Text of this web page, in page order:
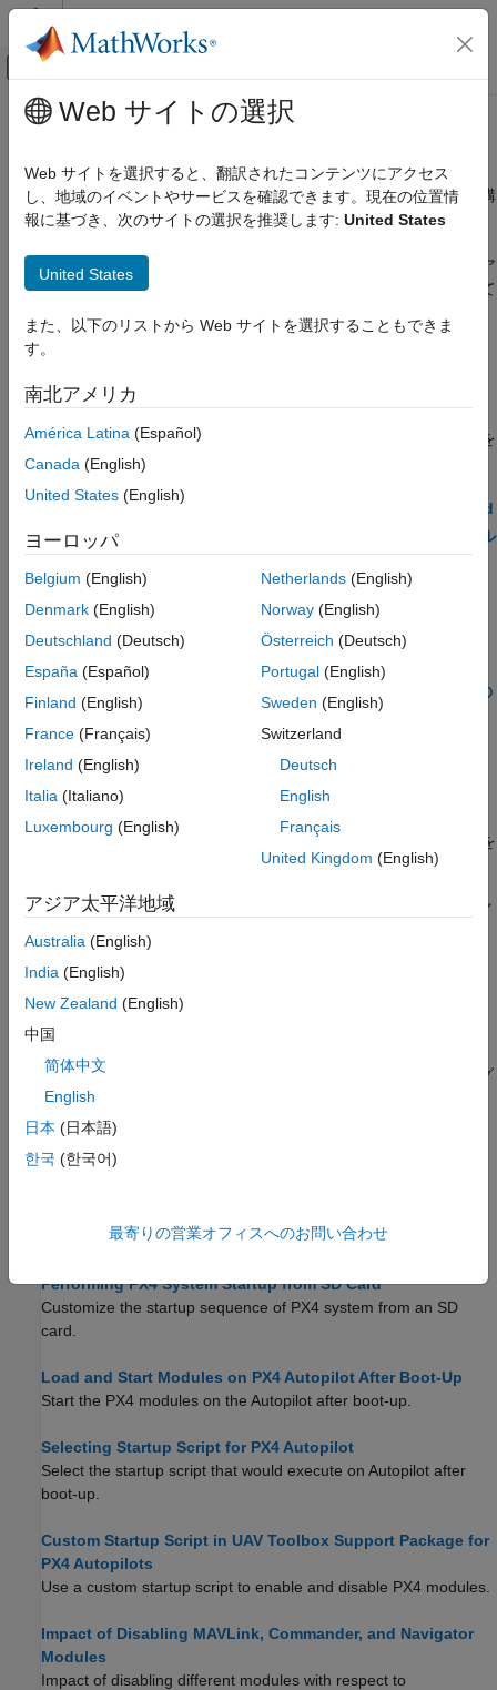
コンテンツへスキップ
オフキャンバス ナビゲーション メ
ドキュメンテーションのホーム
航空宇宙、防衛
UAV Toolbox
UAV Toolbox Support Package for PX4
Autopilots
カテゴリ
UAV Toolbox Support Package for PX4
設定とコンフィギュレーション
アルゴリズムの開発と PX4 Autopilot での展
モーターおよびサーボへのアクチュエータ
の値の書き込み
ーションの実行
監視と調整シミュレーションの実行
SD カードへの飛行データの記録
プロセッサインザループ (PIL) シミュレーシ
ョンによる検証
PX4 ホスト ターゲット (PX4 ソフトウェア
ンピューターへの PX4 の展開
PX4 を使用したハードウェアインザループ
メインコンテンツ
設定とコンフィギュレーション
ハードウェア サポートをインストールし、ハードウェア接続を構
成する
上に示されます。これらのトピックには、ハードウェア セットア
ップ プロセスを正常に完了するのに役立つ追加情報が記載されて
Windows インストール
Windows での UAV Toolbox Support Package for PX4
サポート パッケージをインストールしてハードウェア設定画面を
起動する。
Install Python 3.8.2 on Windows for Firmware Upload
Windows Subsystem for Linux (WSL2) のインストール
Install Ubuntu Distribution for Windows Subsystem
for Linux (WSL)
Windows Subsystem for Linux (WSL2) への PX4 ソー
ス コードのダウンロード
Windows Subsystem for Linux での PX4 Toolchain の
設定
Linux インストール
Linux での UAV Toolbox Support Package for PX4
Autopilots のインストール
サポート パッケージをインストールしてハードウェア設定画面を
Ubuntu 20.04 および 22.04 への PX4 ソース コードのダ
ウンロード
トピック
Windows Subsystem for Linux のバージョンを WSL2 にアップグ
レードする。
WSL 2 で PX4 のパスを見つけて検証する。
Enable or disable the default PX4®controllers in Simulink
Performing PX4 System Startup from SD Card
Customize the startup sequence of PX4 system from an SD
card.
Load and Start Modules on PX4 Autopilot After Boot-Up
Start the PX4 modules on the Autopilot after boot-up.
Selecting Startup Script for PX4 Autopilot
Select the startup script that would execute on Autopilot after
boot-up.
Custom Startup Script in UAV Toolbox Support Package for
PX4 Autopilots
Use a custom startup script to enable and disable PX4 modules.
Impact of Disabling MAVLink, Commander, and Navigator
Modules
Impact of disabling different modules with respect to
Web サイトの選択
Web サイトを選択すると、翻訳されたコンテンツにアクセス
し、地域のイベントやサービスを確認できます。現在の位置情
報に基づき、次のサイトの選択を推奨します: United States
United States
また、以下のリストから Web サイトを選択することもできま
す。
南北アメリカ
América Latina (Español)
Canada (English)
United States (English)
ヨーロッパ
Belgium (English)
Denmark (English)
Deutschland (Deutsch)
España (Español)
Finland (English)
France (Français)
Ireland (English)
Italia (Italiano)
Luxembourg (English)
Netherlands(English)
Norway(English)
Österreich (Deutsch)
Portugal(English)
Sweden (English)
Switzerland
Deutsch
English
Français
United Kingdom (English)
アジア太平洋地域
Australia (English)
India (English)
New Zealand (English)
中国
简体中文
English
日本 (日本語)
한국 (한국어)
最寄りの営業オフィスへのお問い合わせ